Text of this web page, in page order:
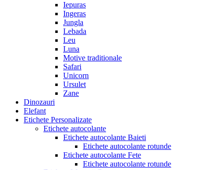
Iepuras
Ingeras
Jungla
Lebada
Leu
Luna
Motive traditionale
Safari
Unicorn
Ursulet
Zane
Dinozauri
Elefant
Etichete Personalizate
Etichete autocolante
Etichete autocolante Baieti
Etichete autocolante rotunde
Etichete autocolante Fete
Etichete autocolante rotunde